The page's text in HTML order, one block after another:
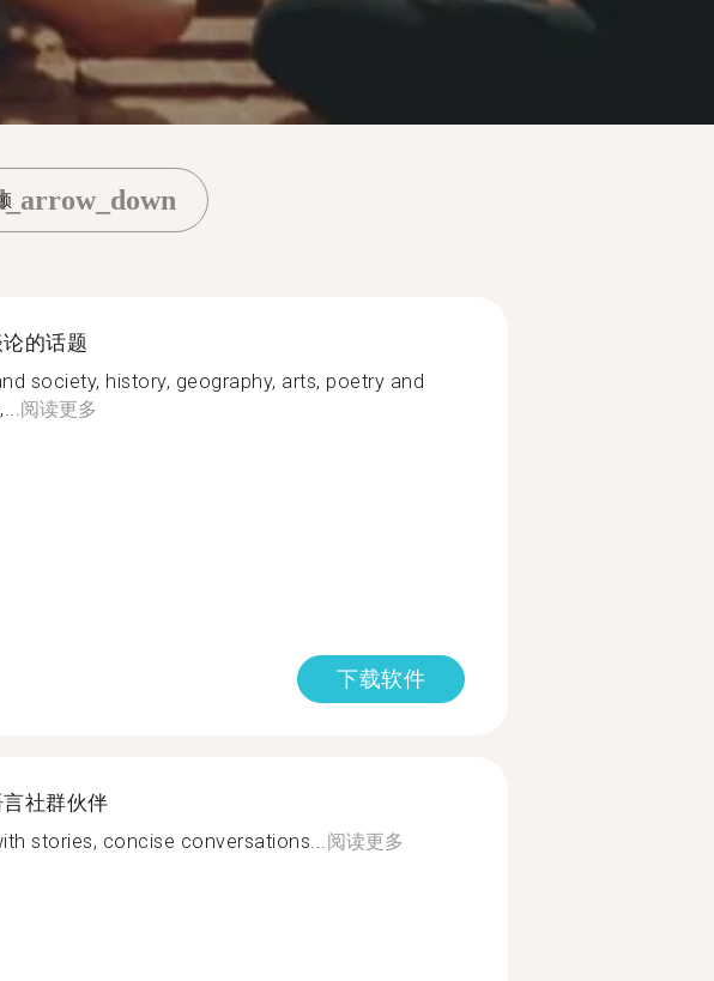
的话题
society, history, geography, arts, poetry and
阅读更多
下载软件
社群伙伴
stories, concise conversations...阅读更多